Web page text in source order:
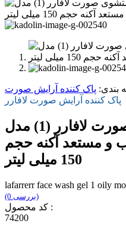
بندی: پاک کننده آرایش صورت
پاک کننده آرایش صورت لافارر
ژل شستشوی صورت لافارر (1) مدل Oily
مستعد آکنه حجم
150 میلی لیتر
lafarrerr face wash gel 1 oily
(0 بررسی)
کد محصول :
74200